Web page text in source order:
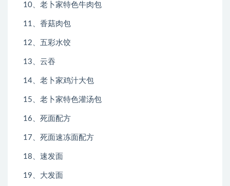
10、老卜家特色牛肉包
11、香菇肉包
12、五彩水饺
13、云吞
14、老卜家鸡汁大包
15、老卜家特色灌汤包
16、死面配方
17、死面速冻面配方
18、速发面
19、大发面